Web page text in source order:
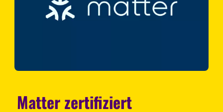
Matter zertifiziert